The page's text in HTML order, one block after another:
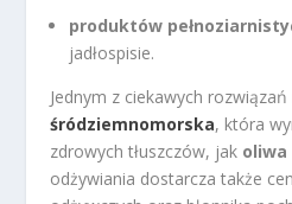
produktów
jadłospisie.
Jednym z ciekawych
śródziemnomorska, która
zdrowych tłuszczów, jak
odżywiania dostarcza także